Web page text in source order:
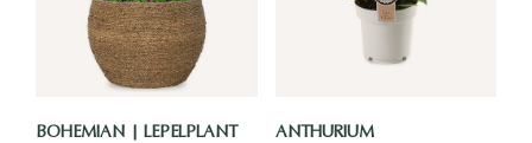
BOHEMIAN | LEPELPLANT ANTHURIUM